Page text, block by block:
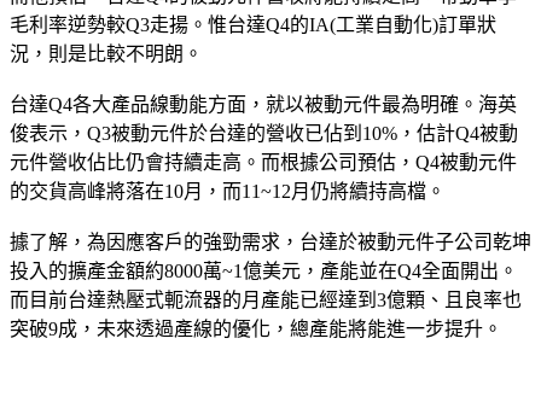
毛利率逆勢較Q3走揚。惟台達Q4的IA(工業自動化)訂單狀
況，則是比較不明朗。
台達Q4各大產品線動能方面，就以被動元件最為明確。海英
俊表示，Q3被動元件於台達的營收已佔到10%，估計Q4被動
元件營收佔比仍會持續走高。而根據公司預估，Q4被動元件
的交貨高峰將落在10月，而11~12月仍將續持高檔。
據了解，為因應客戶的強勁需求，台達於被動元件子公司乾坤
投入的擴產金額約8000萬~1億美元，產能並在Q4全面開出。
而目前台達熱壓式軛流器的月產能已經達到3億顆、且良率也
突破9成，未來透過產線的優化，總產能將能進一步提升。